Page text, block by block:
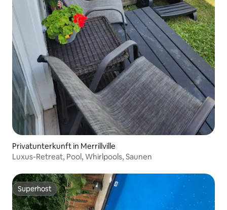
Privatunterkunft in Merrillville
Luxus-Retreat, Pool, Whirlpools, Saunen
Superhost
Superhost